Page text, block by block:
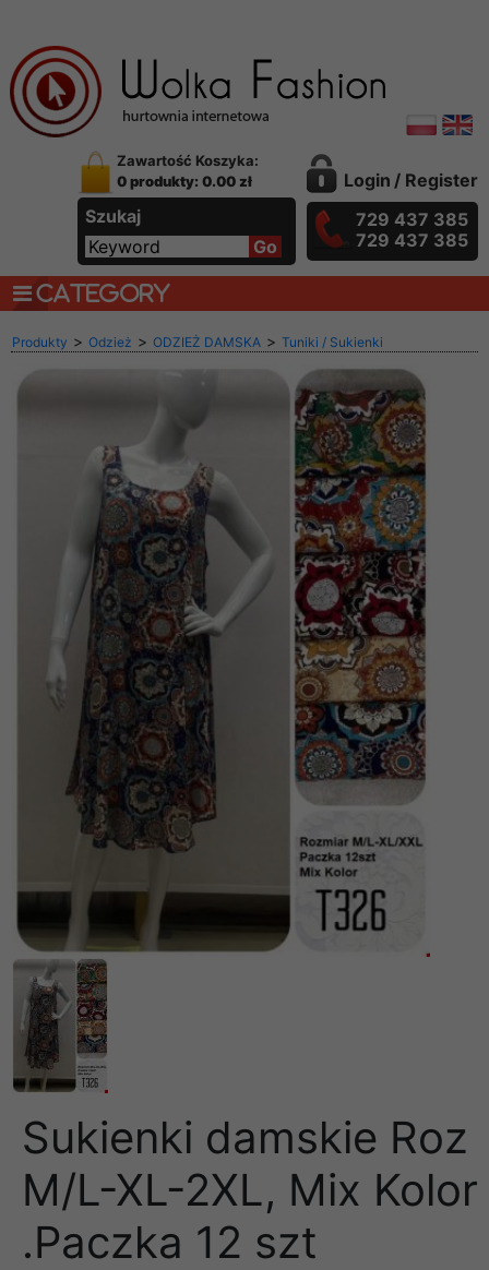
Zawartość Koszyka:
0 produkty: 0.00 zł
Szukaj
Login / Register
729 437 385
729 437 385
CATEGORY
Produkty > Odzież > ODZIEŻ DAMSKA > Tuniki / Sukienki
Sukienki damskie Roz
M/L-XL-2XL, Mix Kolor
.Paczka 12 szt